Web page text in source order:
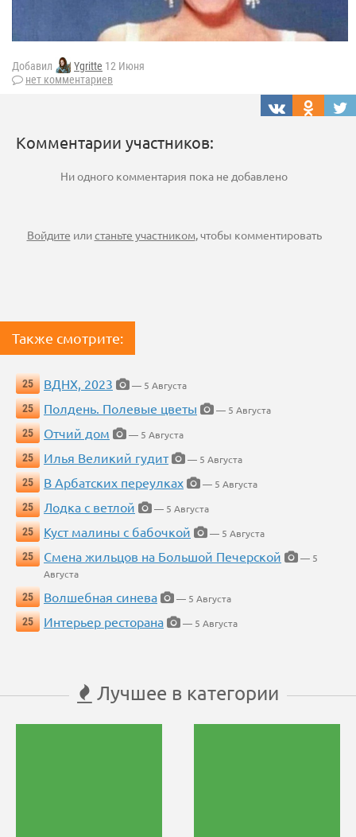
Добавил Ygritte 12 Июня
нет комментариев
Комментарии участников:
Ни одного комментария пока не добавлено
Войдите илистаньте участником, чтобы комментировать
Также смотрите:
25 ВДНХ, 2023
— 5 Августа
25
Полдень. Полевые цветы
— 5 Августа
25
Отчий дом
— 5 Августа
25
Илья Великий гудит
— 5 Августа
25
В Арбатских переулках
— 5 Августа
25
Лодка с ветлой
— 5 Августа
25
Куст малины с бабочкой
— 5 Августа
25
Смена жильцов на Большой Печерской
— 5
Августа
25
Волшебная синева
— 5 Августа
25
Интерьер ресторана — 5 Августа
Лучшее в категории